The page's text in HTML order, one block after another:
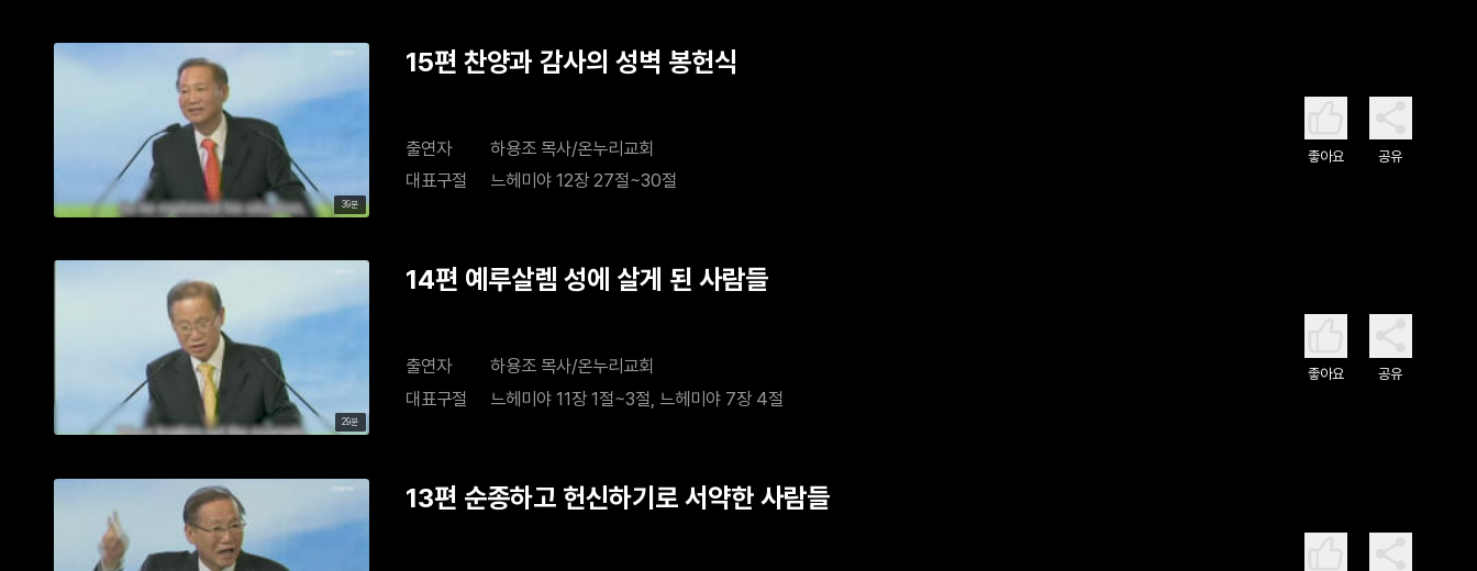
39분
15편 찬양과 감사의 성벽 봉헌식
출연자
하용조 목사/온누리교회
대표구절
느헤미야 12장 27절~30절
좋아요 공유
29분
14편 예루살렘 성에 살게 된 사람들
출연자
하용조 목사/온누리교회
대표구절
느헤미야 11장 1절~3절, 느헤미야 7장 4절
좋아요 공유
13편 순종하고 헌신하기로 서약한 사람들